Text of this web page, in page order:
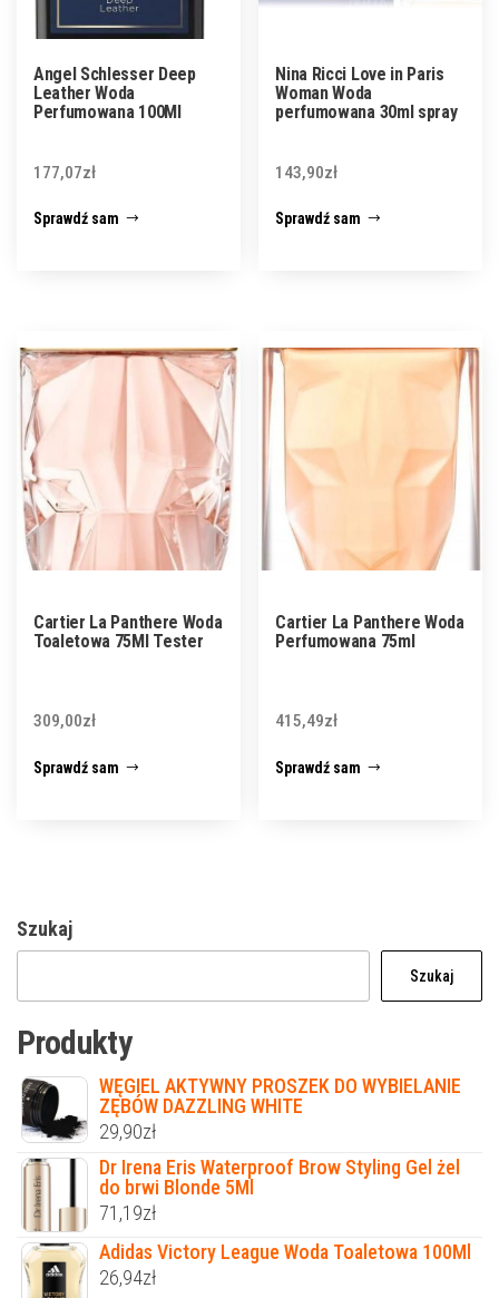
Angel Schlesser Deep
Leather Woda
Perfumowana 100Ml
177,07zł
Sprawdź sam
Nina Ricci Love in Paris
Woman Woda
perfumowana 30ml spray
143,90zł
Sprawdź sam
Cartier La Panthere Woda
Toaletowa 75Ml Tester
309,00zł
Sprawdź sam
Cartier La Panthere Woda
Perfumowana 75ml
415,49zł
Sprawdź sam
Szukaj
Szukaj
Produkty
WĘGIEL AKTYWNY PROSZEK DO WYBIELANIE
ZĘBÓW DAZZLING WHITE
29,90zł
Dr Irena Eris Waterproof Brow Styling Gel żel
do brwi Blonde 5Ml
71,19zł
Adidas Victory League Woda Toaletowa 100Ml
26,94zł